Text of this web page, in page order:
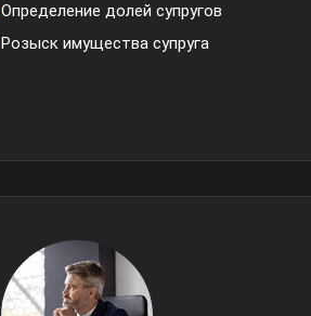
Определение долей супругов
Розыск имущества супруга